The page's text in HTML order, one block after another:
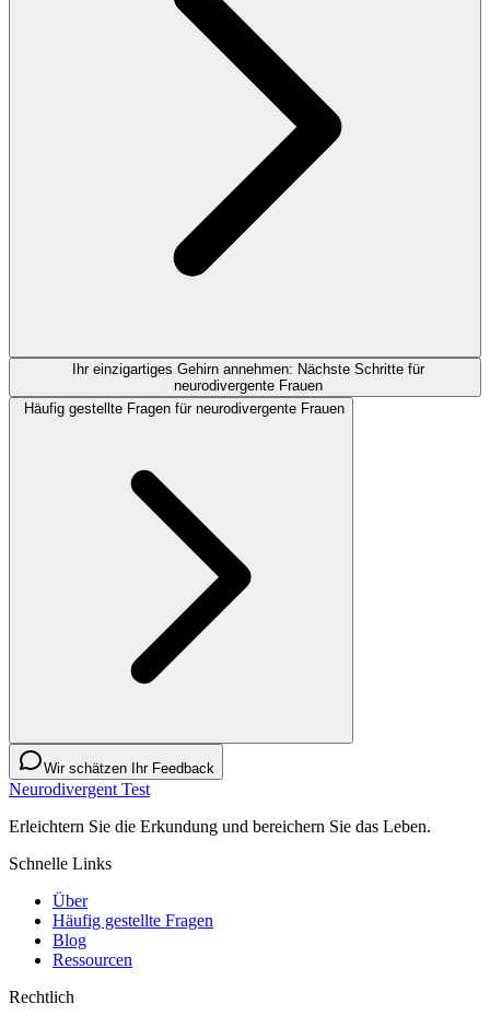
Ihr einzigartiges Gehirn annehmen: Nächste Schritte für
neurodivergente Frauen
Häufig gestellte Fragen für neurodivergente Frauen
Wir schätzen Ihr Feedback
Neurodivergent Test
Erleichtern Sie die Erkundung und bereichern Sie das Leben.
Schnelle Links
Über
Häufig gestellte Fragen
Blog
Ressourcen
Rechtlich